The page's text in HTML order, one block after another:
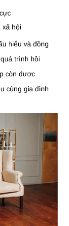
xã hội
hiểu và đồng
trình hồi
còn được
cùng gia đình